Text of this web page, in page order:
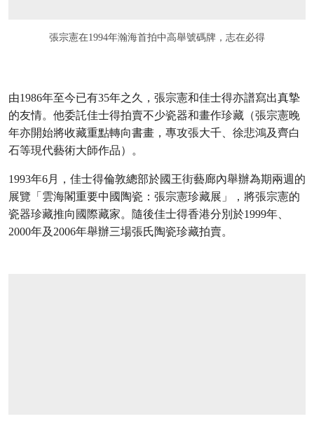
張宗憲在1994年瀚海首拍中高舉號碼牌，志在必得
由1986年至今已有35年之久，張宗憲和佳士得亦譜寫出真摯
的友情。他委託佳士得拍賣不少瓷器和畫作珍藏（張宗憲晚
年亦開始將收藏重點轉向書畫，專攻張大千、徐悲鴻及齊白
石等現代藝術大師作品）。
1993年6月，佳士得倫敦總部於國王街藝廊內舉辦為期兩週的
展覽「雲海閣重要中國陶瓷：張宗憲珍藏展」，將張宗憲的
瓷器珍藏推向國際藏家。隨後佳士得香港分別於1999年、
2000年及2006年舉辦三場張氏陶瓷珍藏拍賣。